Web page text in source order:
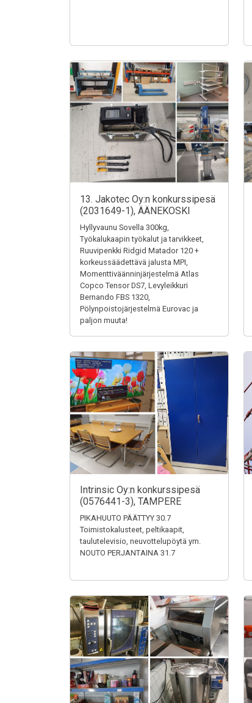
13. Jakotec Oy:n konkurssipesä
(2031649-1), ÄÄNEKOSKI
Hyllyvaunu Sovella 300kg,
Työkalukaapin työkalut ja tarvikkeet,
Ruuvipenkki Ridgid Matador 120 +
korkeussäädettävä jalusta MPI,
Momenttiväänninjärjestelmä Atlas
Copco Tensor DS7, Levyleikkuri
Bernando FBS 1320,
Pölynpoistojärjestelmä Eurovac ja
paljon muuta!
Intrinsic Oy:n konkurssipesä
(0576441-3), TAMPERE
PIKAHUUTO PÄÄTTYY 30.7
Toimistokalusteet, peltikaapit,
taulutelevisio, neuvottelupöytä ym.
NOUTO PERJANTAINA 31.7